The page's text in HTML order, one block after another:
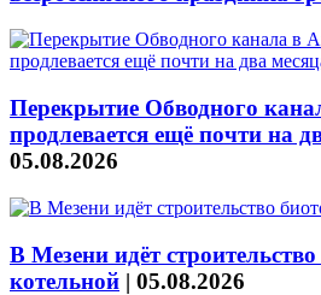
Перекрытие Обводного
продлевается ещё почти на
05.08.2026
В Мезени идёт
котельной | 05.08.2026